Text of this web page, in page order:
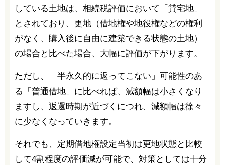
している土地は、相続税評価において「貸宅地」
とされており、更地（借地権や地役権などの権利
がなく、購入後に自由に建築できる状態の土地）
の場合と比べた場合、大幅に評価が下がります。
ただし、「半永久的に返ってこない」可能性のあ
る「普通借地」に比べれば、減額幅は小さくなり
ますし、返還時期が近づくにつれ、減額幅は徐々
に少なくなっていきます。
それでも、定期借地権設定当初は更地状態と比較
して4割程度の評価減が可能で、対策としては十分